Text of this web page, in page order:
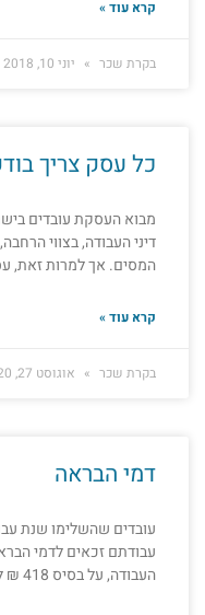
קרא עוד »
בקרת שכר יוני 10, 2018
כל עסק צריך
מבוא העסקת עובדים
דיני העבודה, בצווי
המסים. אך למרות זאת,
קרא עוד »
בקרת שכר אוגוסט 27, 2020
דמי הבראה
עבודתם זכאים לדמי
העבודה, על בסיס 418 ₪ ליום במגזר הפרטי